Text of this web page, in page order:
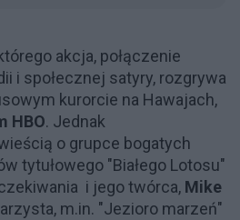
akcja, połączenie
i społecznej satyry, rozgrywa
kurorcie na Hawajach,
HBO. Jednak
o grupce bogatych
tytułowego "Białego Lotosu"
i jego twórca, Mike
m.in. "Jezioro marzeń"